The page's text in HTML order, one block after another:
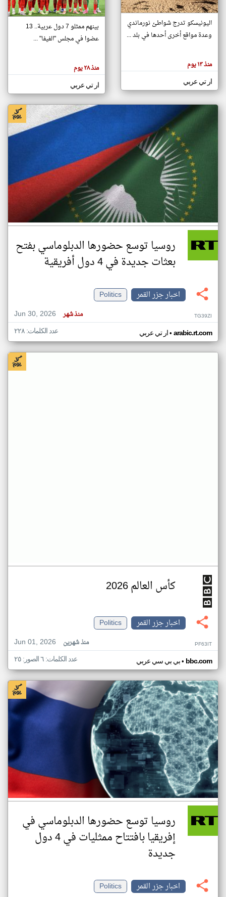
تغيير الدولة
اخبار جزر القمر على مدار الساعة
أهم اخبار جزر القمر العاجلة والمباشرة
هنا عن
وجهة
كاتبيها.
اليونيسكو تدرج شواطئ نورماندي
وعدة مواقع أخرى أحدها في بلد ...
منذ ١٣ يوم
ار تي عربي
بينهم ممثلو 7 دول عربية.. 13
عضوا في مجلس "الفيفا" ...
منذ ٢٨ يوم
ار تي عربي
روسيا توسع حضورها الدبلوماسي بفتح
بعثات جديدة في 4 دول أفريقية
اخبار جزر القمر
Politics
Jun 30, 2026
منذ شهر TG39ZI
ار تي عربي• arabic.rt.com عدد الكلمات: ٢٢٨
كأس العالم 2026
اخبار جزر القمر
Politics
Jun 01, 2026
منذ شهرين PF63IT
بي بي سي عربي• bbc.com عدد الكلمات: ٦ الصور: ٢٥
روسيا توسع حضورها الدبلوماسي في
إفريقيا بافتتاح ممثليات في 4 دول
جديدة
اخبار جزر القمر
Politics
klyoum.com